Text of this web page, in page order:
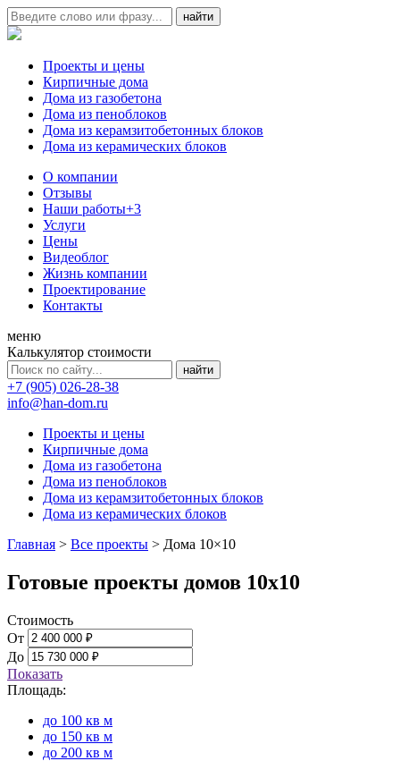
Проекты и цены
Кирпичные дома
Дома из газобетона
Дома из пеноблоков
Дома из керамзитобетонных блоков
Дома из керамических блоков
О компании
Отзывы
Наши работы+3
Услуги
Цены
Видеоблог
Жизнь компании
Проектирование
Контакты
меню
Калькулятор стоимости
+7 (905) 026-28-38
info@han-dom.ru
Проекты и цены
Кирпичные дома
Дома из газобетона
Дома из пеноблоков
Дома из керамзитобетонных блоков
Дома из керамических блоков
Главная > Все проекты > Дома 10×10
Готовые проекты домов 10х10
Стоимость
От
До
Показать
Площадь:
до 100 кв м
до 150 кв м
до 200 кв м